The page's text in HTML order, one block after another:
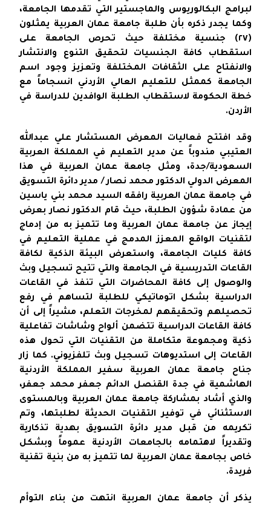
لبرامج البكالوريوس والماجستير التي تقدمها الجامعة،
وكما يجدر ذكره بأن طلبة جامعة عمان العربية يمثلون
(٢٧) جنسية مختلفة حيث تحرص الجامعة على
استقطاب كافة الجنسيات لتحقيق التنوع والانتشار
والانفتاح على الثقافات المختلفة وتعزيز وجود اسم
الجامعة كممثل للتعليم العالي الأردني انسجاماً مع
خطة الحكومة لاستقطاب الطلبة الوافدين للدراسة في
الأردن.
وقد افتتح فعاليات المعرض المستشار علي عبدالله
العتيبي مندوباً عن مدير التعليم في المملكة العربية
السعودية/جدة، ومثل جامعة عمان العربية في هذا
المعرض الدولي الدكتور محمد نصار / مدير دائرة التسويق
في جامعة عمان العربية رافقه السيد محمد بني ياسين
من عمادة شؤون الطلبة، حيث قام الدكتور نصار بعرض
إيجاز عن جامعة عمان العربية وما تتميز به من إدماج
لتقنيات الواقع المعزز المدمج في عملية التعليم في
كافة كليات الجامعة، واستعرض البيئة الذكية لكافة
القاعات التدريسية في الجامعة والتي تتيح تسجيل وبث
والوصول إلى كافة المحاضرات التي تنفذ في القاعات
الدراسية بشكل اتوماتيكي للطلبة لتساهم في رفع
تحصيلهم وتحقيقهم لمخرجات التعلم، مشيراً إلى أن
كافة القاعات الدراسية تتضمن ألواح وشاشات تفاعلية
ذكية ومجموعة متكاملة من التقنيات التي تحول هذه
القاعات إلى استديوهات تسجيل وبث تلفزيوني. كما زار
جناح جامعة عمان العربية سفير المملكة الأردنية
الهاشمية في جدة القنصل الدائم جعفر محمد جعفر،
والذي أشاد بمشاركة جامعة عمان العربية وبالمستوى
الاستثنائي في توفير التقنيات الحديثة لطلبتها، وتم
تكريمه من قبل مدير دائرة التسويق بهدية تذكارية
وتقديراً لاهتمامه بالجامعات الأردنية عموماً وبشكل
خاص بجامعة عمان العربية لما تتميز به من بنية تقنية
فريدة.
يذكر أن جامعة عمان العربية انتهت من بناء التوأم